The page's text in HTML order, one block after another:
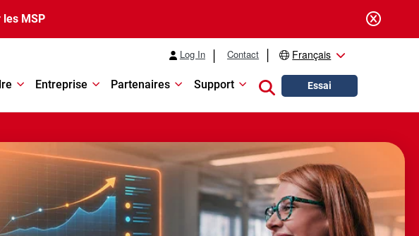
les MSP
Log In Contact Français
Entreprise Partenaires Support Close search
Essai